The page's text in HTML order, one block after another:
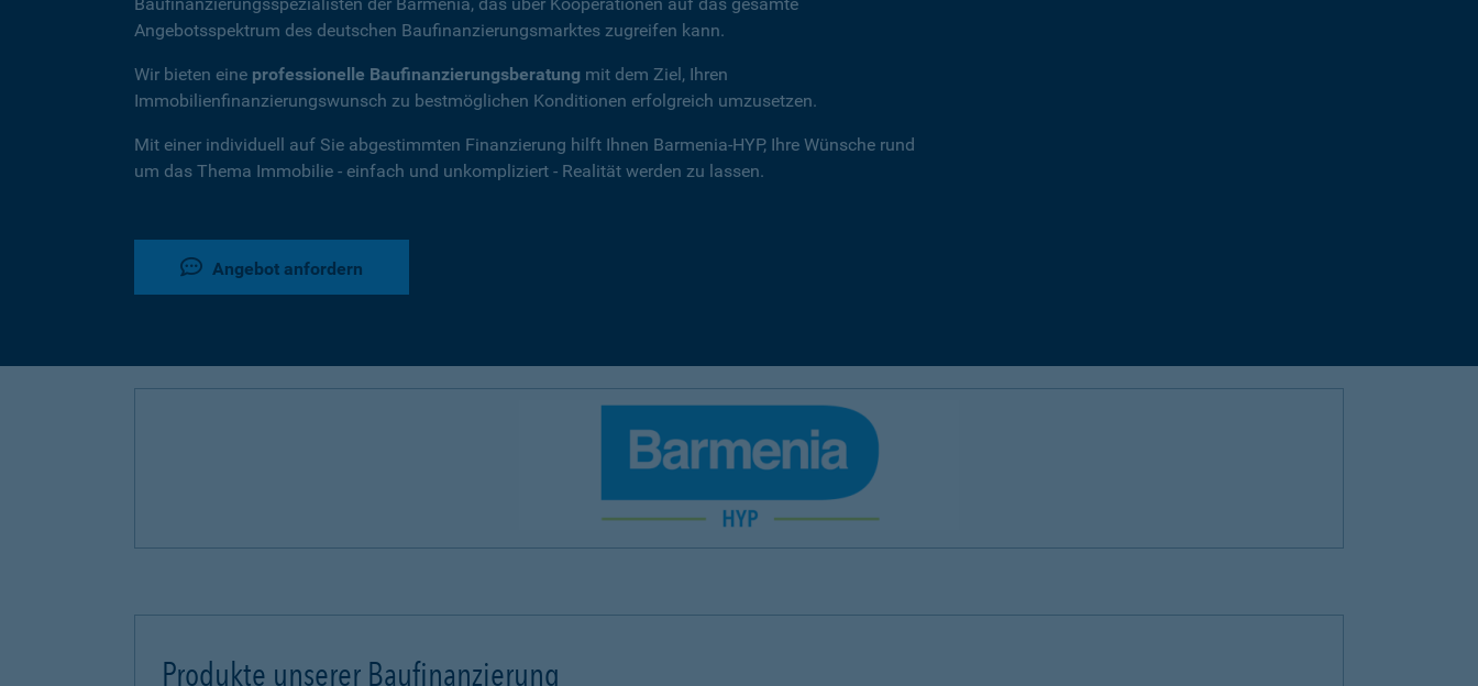
Angebotsspektrum des deutschen Baufinanzierungsmarktes zugreifen kann.
Wir bieten eine professionelle Baufinanzierungsberatung mit dem Ziel, Ihren
Immobilienfinanzierungswunsch zu bestmöglichen Konditionen erfolgreich umzusetzen.
Mit einer individuell auf Sie abgestimmten Finanzierung hilft Ihnen Barmenia-HYP, Ihre Wünsche rund
um das Thema Immobilie - einfach und unkompliziert - Realität werden zu lassen.
Angebot anfordern
Produkte unserer Baufinanzierung